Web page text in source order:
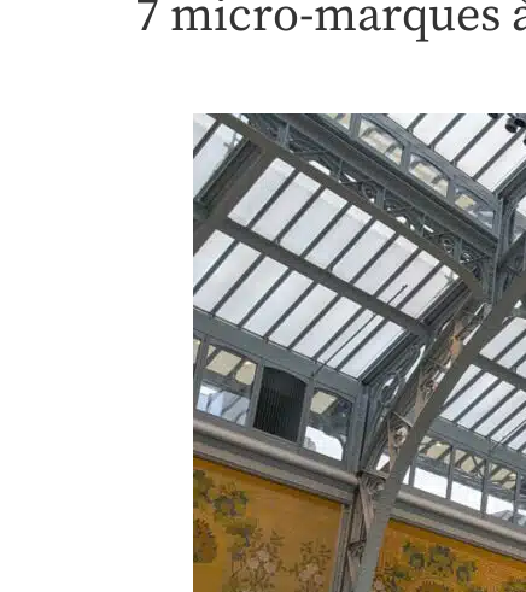
7 micro-marques